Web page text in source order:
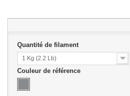
Quantité de filament
1 Kg (2.2 Lb)
Couleur de référence